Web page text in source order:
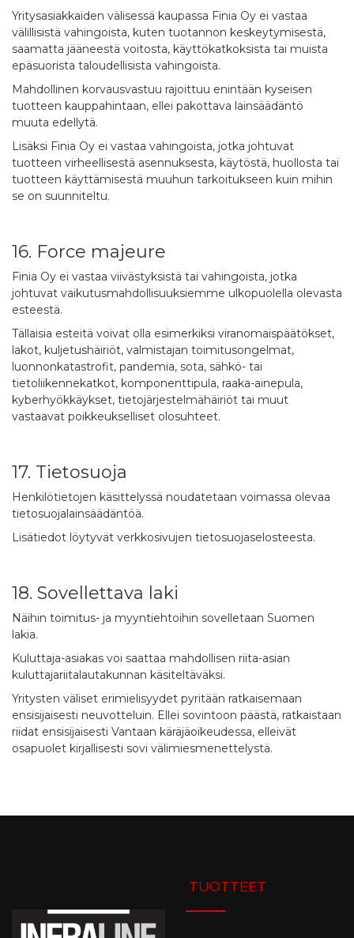
Yritysasiakkaiden välisessä kaupassa Finia Oy ei vastaa
välillisistä vahingoista, kuten tuotannon keskeytymisestä,
saamatta jääneestä voitosta, käyttökatkoksista tai muista
epäsuorista taloudellisista vahingoista.
Mahdollinen korvausvastuu rajoittuu enintään kyseisen
tuotteen kauppahintaan, ellei pakottava lainsäädäntö
muuta edellytä.
Lisäksi Finia Oy ei vastaa vahingoista, jotka johtuvat
tuotteen virheellisestä asennuksesta, käytöstä, huollosta tai
tuotteen käyttämisestä muuhun tarkoitukseen kuin mihin
se on suunniteltu.
16. Force majeure
Finia Oy ei vastaa viivästyksistä tai vahingoista, jotka
johtuvat vaikutusmahdollisuuksiemme ulkopuolella olevasta
esteestä.
Tällaisia esteitä voivat olla esimerkiksi viranomaispäätökset,
lakot, kuljetushäiriöt, valmistajan toimitusongelmat,
luonnonkatastrofit, pandemia, sota, sähkö- tai
tietoliikennekatkot, komponenttipula, raaka-ainepula,
kyberhyökkäykset, tietojärjestelmähäiriöt tai muut
vastaavat poikkeukselliset olosuhteet.
17. Tietosuoja
Henkilötietojen käsittelyssä noudatetaan voimassa olevaa
tietosuojalainsäädäntöä.
Lisätiedot löytyvät verkkosivujen tietosuojaselosteesta.
18. Sovellettava laki
Näihin toimitus- ja myyntiehtoihin sovelletaan Suomen
lakia.
Kuluttaja-asiakas voi saattaa mahdollisen riita-asian
kuluttajariitalautakunnan käsiteltäväksi.
Yritysten väliset erimielisyydet pyritään ratkaisemaan
ensisijaisesti neuvotteluin. Ellei sovintoon päästä, ratkaistaan
riidat ensisijaisesti Vantaan käräjäoikeudessa, elleivät
osapuolet kirjallisesti sovi välimiesmenettelystä.
TUOTTEET